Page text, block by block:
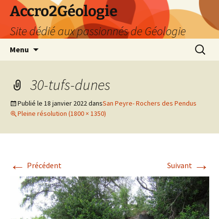
Accro2Géologie
Site dédié aux passionnés de Géologie
Menu
30-tufs-dunes
Publié le 18 janvier 2022dansSan Peyre- Rochers des Pendus
Pleine résolution (1800 × 1350)
← Précédent Suivant →